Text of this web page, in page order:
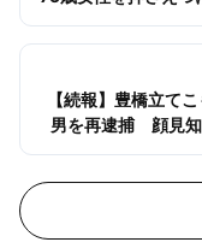
【続報】豊橋立て
男を再逮捕 顔見知